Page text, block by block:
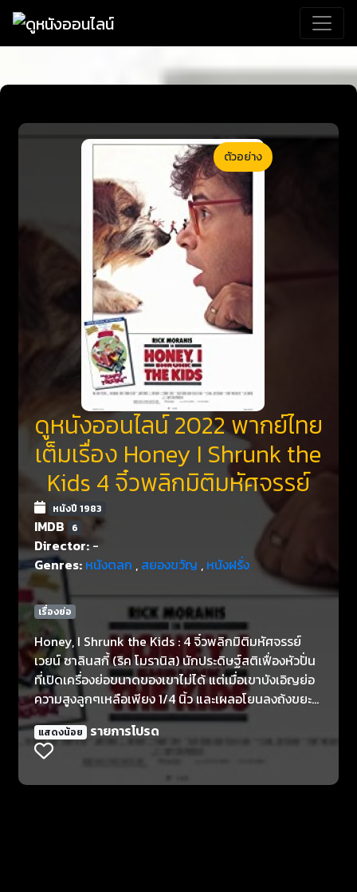
ตัวอย่าง
ดูหนังออนไลน์ 2022 พากย์ไทย
เต็มเรื่อง Honey I Shrunk the
Kids 4 จิ๋วพลิกมิติมหัศจรรย์
หนังปี 1983
IMDB 6
Director:-
Genres: หนังตลก , สยองขวัญ , หนังฝรั่ง
เรื่องย่อ
Honey, I Shrunk the Kids : 4 จิ๋วพลิกมิติมหัศจรรย์
เวยน์ ซาลินสกี้ (ริค โมรานิส) นักประดิษฐ์สติเฟื่องหัวปั่น
ที่เปิดเครื่องย่อขนาดของเขาไม่ได้ แต่เมื่อเขาบังเอิญย่อ
ความสูงลูกๆเหลือเพียง 1/4 นิ้ว และเผลอโยนลงถ้งขยะ
เด็กๆจึงต้องหาทางกลับบ้านกลางสนามหญ้าหลังบ้าน
หนีเอาตัวรอดจากเครื่องรดน้ำสนามหญ้า ผึ้งตัวร้าย
เครื่องตัดหญ้า และอื่นๆอีกมากมาย
แสดงน้อย รายการโปรด